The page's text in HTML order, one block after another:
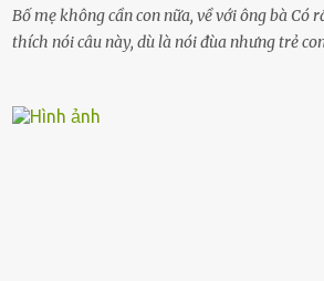
Bố mẹ không cần con nữa, về với ông bà Có
thích nói câu này, dù là nói đùa nhưng trẻ
khuyên nhủ con thật cẩn thận. Nếu cháu